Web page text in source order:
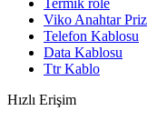
Viko Anahtar Priz
Telefon Kablosu
Data Kablosu
Ttr Kablo
Hızlı Erişim